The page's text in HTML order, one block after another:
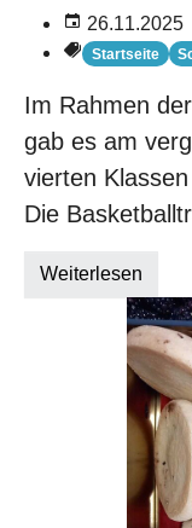
26.11.2025
Startseite
Im Rahmen
gab es am
vierten
Die
Weiterlesen